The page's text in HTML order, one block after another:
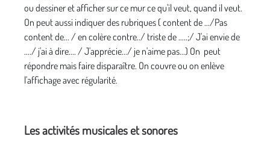
ou dessiner et afficher sur ce mur ce qu'il veut, quand il veut.
On peut aussi indiquer des rubriques ( content de .../Pas
content de... / en colère contre../ triste de .....;/ J'ai envie de
..../ j'ai à dire.... / J'apprécie.../ je n'aime pas...) On peut
répondre mais faire disparaître. On couvre ou on enlève
l'affichage avec régularité.
Les activités musicales et sonores